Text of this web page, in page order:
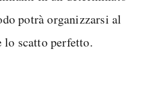
potrà organizzarsi al
scatto perfetto.